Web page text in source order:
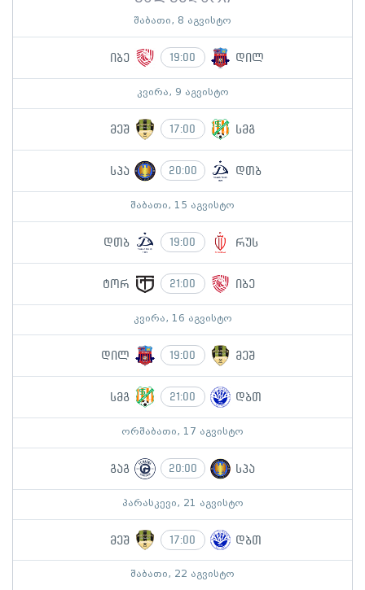
შაბათი, 8 აგვისტო
იბე 19:00 დილ
კვირა, 9 აგვისტო
მეშ 17:00 სმგ
სპა 20:00 დთბ
შაბათი, 15 აგვისტო
დთბ 19:00 რუს
ტორ 21:00 იბე
კვირა, 16 აგვისტო
დილ 19:00 მეშ
სმგ 21:00 დბთ
ორშაბათი, 17 აგვისტო
გაგ 20:00 სპა
პარასკევი, 21 აგვისტო
მეშ 17:00 დბთ
შაბათი, 22 აგვისტო